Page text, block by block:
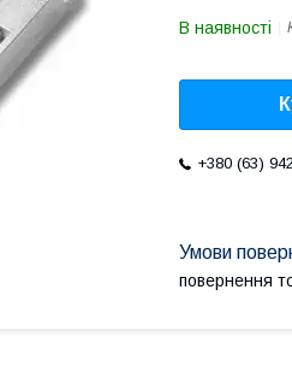
В наявності
+380 (63)
повернення